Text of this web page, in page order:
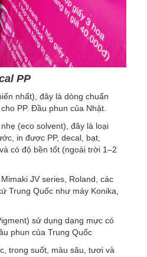
PP
nhất), đây là dòng chuẩn
PP. Đầu phun của Nhật.
(eco solvent), đây là loại
in được PP, decal, bạt,
có độ bền tốt (ngoài trời 1–2
JV series, Roland, các
Trung Quốc như máy Konika,
sử dụng dạng mực có
phun của Trung Quốc
trong suốt, màu sâu, tươi và